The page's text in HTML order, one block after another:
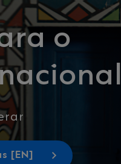
o
[EN]